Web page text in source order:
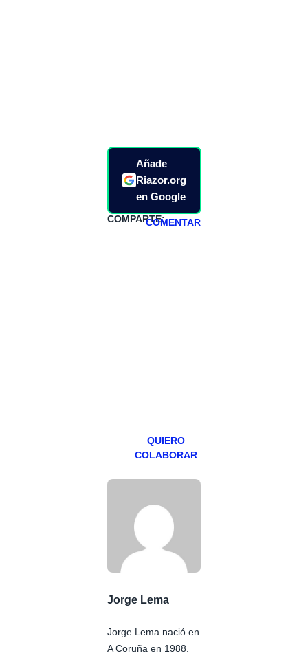
Añade
Riazor.org
en Google
COMPARTE:COMENTAR
QUIERO
COLABORAR
Jorge Lema
Jorge Lema nació en
A Coruña en 1988.